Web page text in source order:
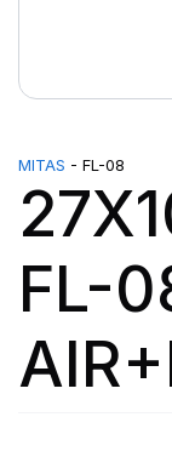
MITAS - FL-08
FL-